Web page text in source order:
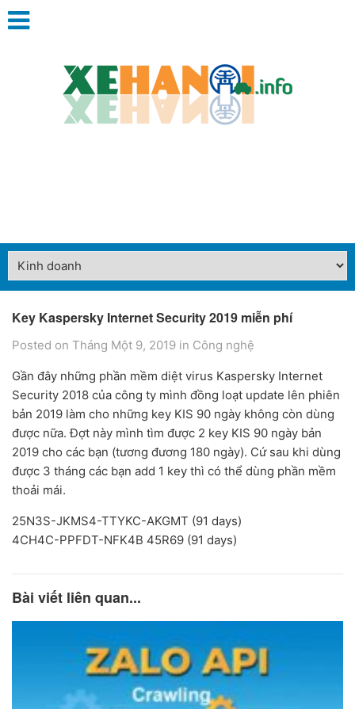
Key Kaspersky Internet Security 2019 miễn phí
Posted on Tháng Một 9, 2019 in Công nghệ
Gần đây những phần mềm diệt virus Kaspersky Internet
Security 2018 của công ty mình đồng loạt update lên phiên
bản 2019 làm cho những key KIS 90 ngày không còn dùng
được nữa. Đợt này mình tìm được 2 key KIS 90 ngày bản
2019 cho các bạn (tương đương 180 ngày). Cứ sau khi dùng
được 3 tháng các bạn add 1 key thì có thể dùng phần mềm
thoải mái.
25N3S-JKMS4-TTYKC-AKGMT (91 days)
4CH4C-PPFDT-NFK4B 45R69 (91 days)
Bài viết liên quan...